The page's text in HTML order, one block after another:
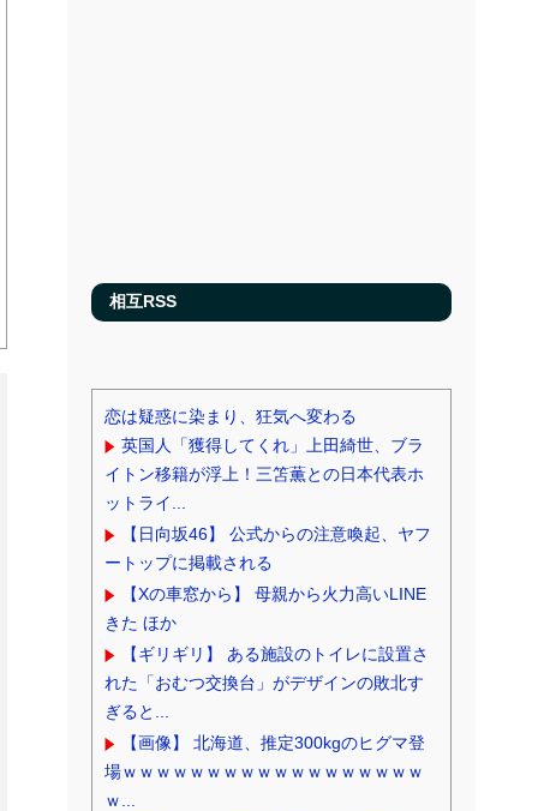
相互RSS
恋は疑惑に染まり、狂気へ変わる
英国人「獲得してくれ」上田綺世、ブラ
イトン移籍が浮上！三笘薫との日本代表ホ
ットライ...
【日向坂46】 公式からの注意喚起、ヤフ
ートップに掲載される
【Xの車窓から】 母親から火力高いLINE
きた ほか
【ギリギリ】 ある施設のトイレに設置さ
れた「おむつ交換台」がデザインの敗北す
ぎると...
【画像】 北海道、推定300kgのヒグマ登
場ｗｗｗｗｗｗｗｗｗｗｗｗｗｗｗｗｗｗ
ｗ...